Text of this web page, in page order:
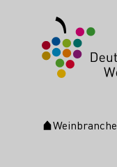
Startseite
Weinbranche